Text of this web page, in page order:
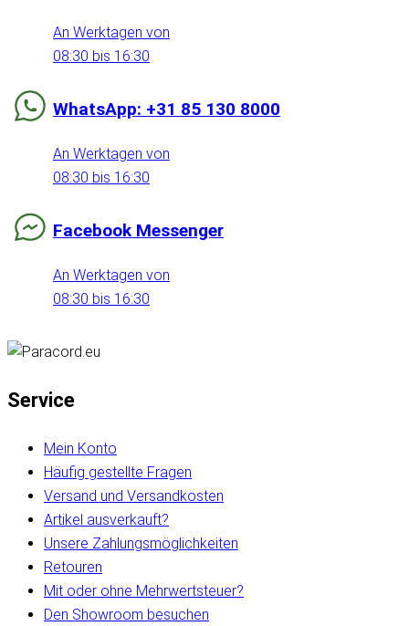
An Werktagen von
08:30 bis 16:30
WhatsApp: +31 85 130 8000
An Werktagen von
08:30 bis 16:30
Facebook Messenger
An Werktagen von
08:30 bis 16:30
Service
Mein Konto
Häufig gestellte Fragen
Versand und Versandkosten
Artikel ausverkauft?
Unsere Zahlungsmöglichkeiten
Retouren
Mit oder ohne Mehrwertsteuer?
Den Showroom besuchen